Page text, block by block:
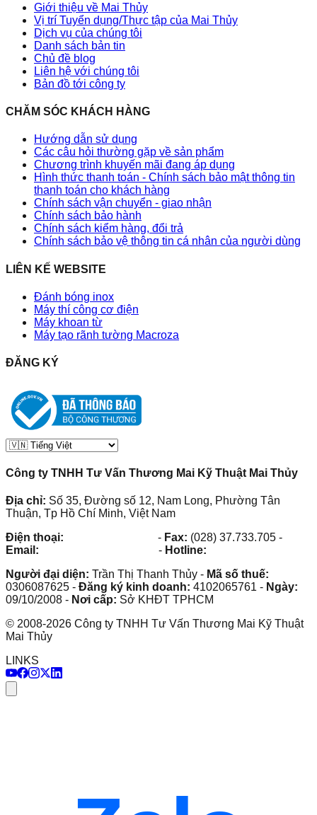
Giới thiệu về Mai Thủy
Vị trí Tuyển dụng/Thực tập của Mai Thủy
Dịch vụ của chúng tôi
Danh sách bản tin
Chủ đề blog
Liên hệ với chúng tôi
Bản đồ tới công ty
CHĂM SÓC KHÁCH HÀNG
Hướng dẫn sử dụng
Các câu hỏi thường gặp về sản phẩm
Chương trình khuyến mãi đang áp dụng
Hình thức thanh toán - Chính sách bảo mật thông tin
thanh toán cho khách hàng
Chính sách vận chuyển - giao nhận
Chính sách bảo hành
Chính sách kiểm hàng, đổi trả
Chính sách bảo vệ thông tin cá nhân của người dùng
LIÊN KẾ WEBSITE
Đánh bóng inox
Máy thí công cơ điện
Máy khoan từ
Máy tạo rãnh tường Macroza
ĐĂNG KÝ
Công ty TNHH Tư Vấn Thương Mai Kỹ Thuật Mai Thủy
Địa chỉ: Số 35, Đường số 12, Nam Long, Phường Tân
Thuận, Tp Hồ Chí Minh, Việt Nam
Điện thoại:
- Fax: (028) 37.733.705 -
Email:
- Hotline:
Người đại diện: Trần Thị Thanh Thủy - Mã số thuế:
0306087625 - Đăng ký kinh doanh: 4102065761 - Ngày:
09/10/2008 - Nơi cấp: Sở KHĐT TPHCM
© 2008-2026 Công ty TNHH Tư Vấn Thương Mai Kỹ Thuật
Mai Thủy
LINKS